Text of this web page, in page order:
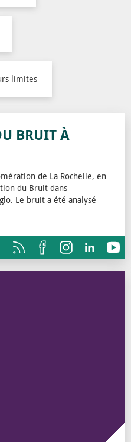
limites
BRUIT À
de La Rochelle, en
du Bruit dans
Le bruit a été analysé
Annuaire